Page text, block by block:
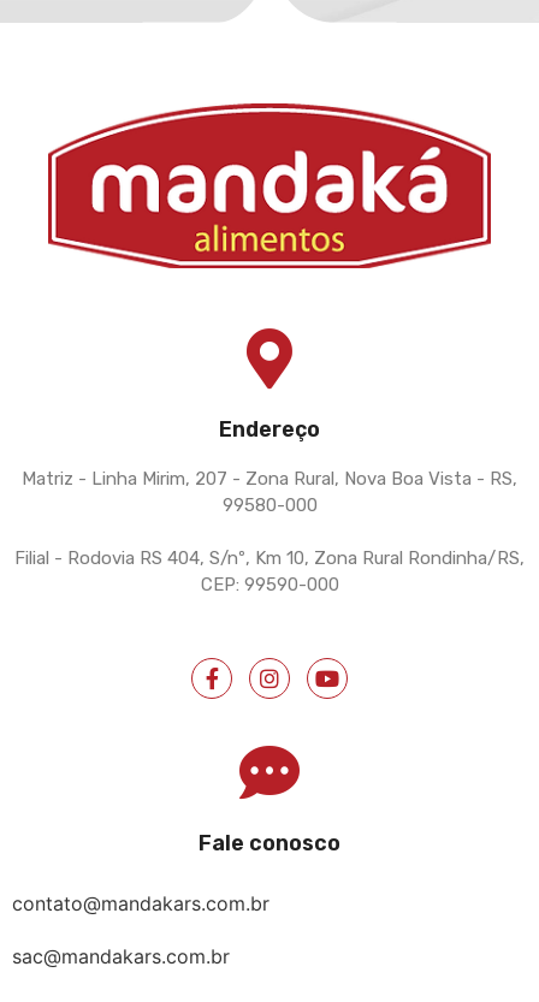
Endereço
Matriz - Linha Mirim, 207 - Zona Rural, Nova Boa Vista - RS,
99580-000
Filial - Rodovia RS 404, S/nº, Km 10, Zona Rural Rondinha/RS,
CEP: 99590-000
Fale conosco
contato@mandakars.com.br
sac@mandakars.com.br